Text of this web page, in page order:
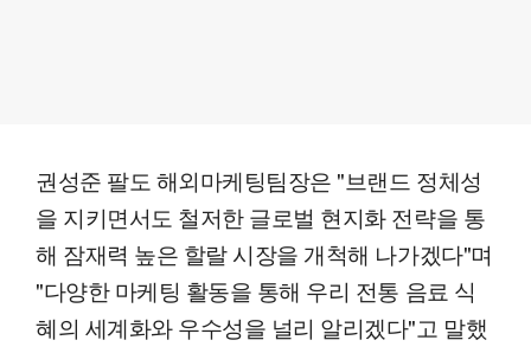
권성준 팔도 해외마케팅팀장은 "브랜드 정체성
을 지키면서도 철저한 글로벌 현지화 전략을 통
해 잠재력 높은 할랄 시장을 개척해 나가겠다"며
"다양한 마케팅 활동을 통해 우리 전통 음료 식
혜의 세계화와 우수성을 널리 알리겠다"고 말했